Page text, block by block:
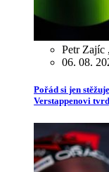
Petr Zajíc ,
06. 08.
Pořád si jen
Verstappenovi